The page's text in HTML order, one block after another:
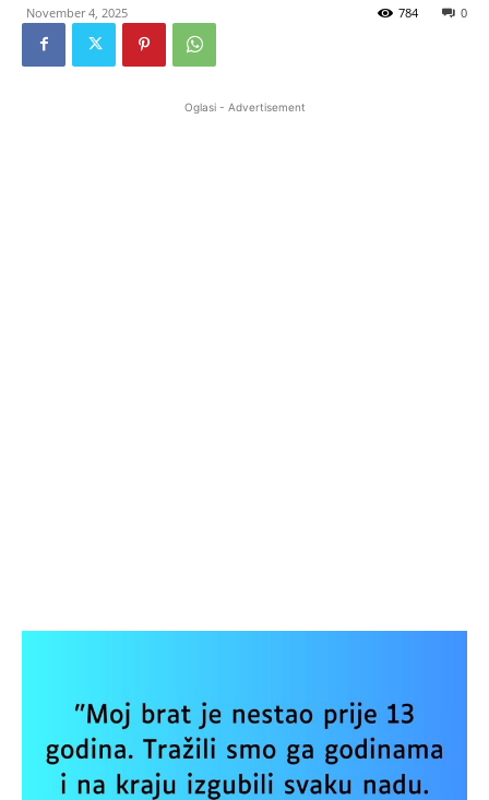
November 4, 2025 0
784
Oglasi - Advertisement